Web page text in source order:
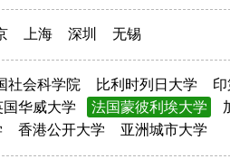
上海 深圳 无锡
社会科学院 比利时列日大学
国华威大学 法国蒙彼利埃大学
香港公开大学 亚洲城市大学